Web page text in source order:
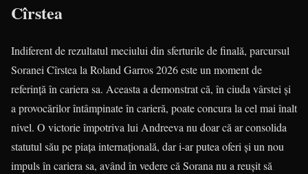
Cîrstea
Indiferent de rezultatul meciului din sferturile de finală, parcursul
Soranei Cîrstea la Roland Garros 2026 este un moment de
referință în cariera sa. Aceasta a demonstrat că, în ciuda vârstei și
a provocărilor întâmpinate în carieră, poate concura la cel mai înalt
nivel. O victorie împotriva lui Andreeva nu doar că ar consolida
statutul său pe piața internațională, dar i-ar putea oferi și un nou
impuls în cariera sa, având în vedere că Sorana nu a reușit să